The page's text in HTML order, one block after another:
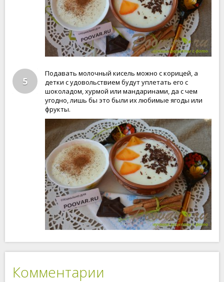
5
Подавать молочный кисель можно с корицей, а
детки с удовольствием будут уплетать его с
шоколадом, хурмой или мандаринами, да с чем
угодно, лишь бы это были их любимые ягоды или
фрукты.
Комментарии